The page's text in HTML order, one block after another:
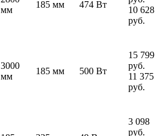
мм
185 мм 474 Вт
10 628
руб.
3000
мм
185 мм 500 Вт
15 799
руб.
11 375
руб.
3 098
руб.